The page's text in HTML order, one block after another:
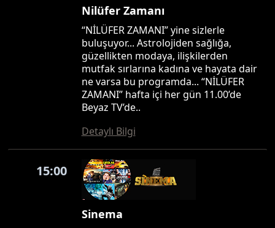
Nilüfer Zamanı
“NİLÜFER ZAMANI” yine sizlerle
buluşuyor... Astrolojiden sağlığa,
güzellikten modaya, ilişkilerden
mutfak sırlarına kadına ve hayata dair
ne varsa bu programda... “NİLÜFER
ZAMANI” hafta içi her gün 11.00’de
Beyaz TV’de..
Detaylı Bilgi
15:00
Sinema